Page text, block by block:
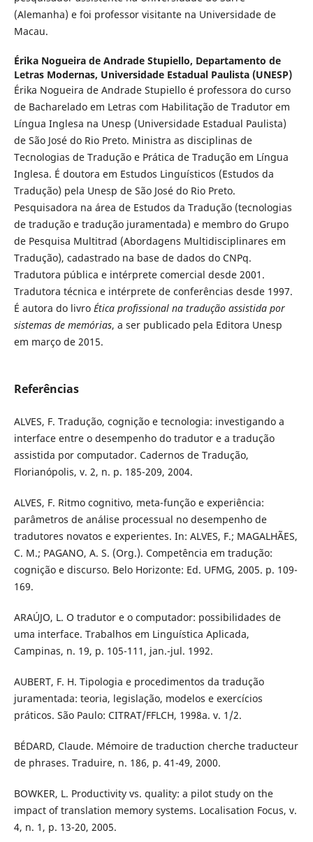
(Alemanha) e foi professor visitante na Universidade de
Macau.
Érika Nogueira de Andrade Stupiello, Departamento de
Letras Modernas, Universidade Estadual Paulista (UNESP)
Érika Nogueira de Andrade Stupiello é professora do curso
de Bacharelado em Letras com Habilitação de Tradutor em
Língua Inglesa na Unesp (Universidade Estadual Paulista)
de São José do Rio Preto. Ministra as disciplinas de
Tecnologias de Tradução e Prática de Tradução em Língua
Inglesa. É doutora em Estudos Linguísticos (Estudos da
Tradução) pela Unesp de São José do Rio Preto.
Pesquisadora na área de Estudos da Tradução (tecnologias
de tradução e tradução juramentada) e membro do Grupo
de Pesquisa Multitrad (Abordagens Multidisciplinares em
Tradução), cadastrado na base de dados do CNPq.
Tradutora pública e intérprete comercial desde 2001.
Tradutora técnica e intérprete de conferências desde 1997.
É autora do livro Ética profissional na tradução assistida por
sistemas de memórias, a ser publicado pela Editora Unesp
em março de 2015.
Referências
ALVES, F. Tradução, cognição e tecnologia: investigando a
interface entre o desempenho do tradutor e a tradução
assistida por computador. Cadernos de Tradução,
Florianópolis, v. 2, n. p. 185-209, 2004.
ALVES, F. Ritmo cognitivo, meta-função e experiência:
parâmetros de análise processual no desempenho de
tradutores novatos e experientes. In: ALVES, F.; MAGALHÃES,
C. M.; PAGANO, A. S. (Org.). Competência em tradução:
cognição e discurso. Belo Horizonte: Ed. UFMG, 2005. p. 109-
169.
ARAÚJO, L. O tradutor e o computador: possibilidades de
uma interface. Trabalhos em Linguística Aplicada,
Campinas, n. 19, p. 105-111, jan.-jul. 1992.
AUBERT, F. H. Tipologia e procedimentos da tradução
juramentada: teoria, legislação, modelos e exercícios
práticos. São Paulo: CITRAT/FFLCH, 1998a. v. 1/2.
BÉDARD, Claude. Mémoire de traduction cherche traducteur
de phrases. Traduire, n. 186, p. 41-49, 2000.
BOWKER, L. Productivity vs. quality: a pilot study on the
impact of translation memory systems. Localisation Focus, v.
4, n. 1, p. 13-20, 2005.